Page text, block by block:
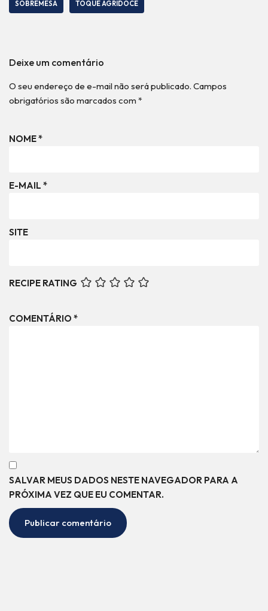
SOBREMESA TOQUE AGRIDOCE
Deixe um comentário
O seu endereço de e-mail não será publicado. Campos
obrigatórios são marcados com *
NOME*
E-MAIL *
SITE
RECIPE RATING
COMENTÁRIO *
SALVAR MEUS DADOS NESTE NAVEGADOR PARA A
PRÓXIMA VEZ QUE EU COMENTAR.